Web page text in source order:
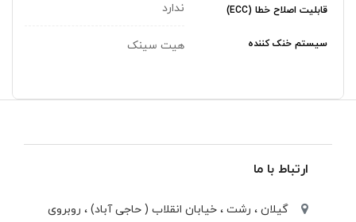
قابلیت اصلاح خطا (ECC) ندارد
سیستم خنک کننده هیت سینک
ارتباط با ما
گیلان ، رشت ، خيابان انقلاب ( حاجی آباد) ، روبروی